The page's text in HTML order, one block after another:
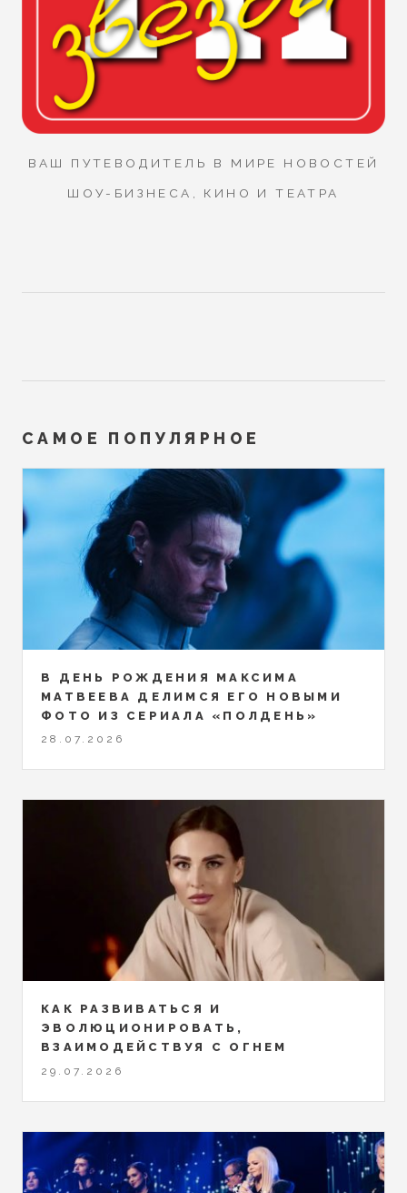
ВАШ ПУТЕВОДИТЕЛЬ В МИРЕ НОВОСТЕЙ
ШОУ-БИЗНЕСА, КИНО И ТЕАТРА
САМОЕ ПОПУЛЯРНОЕ
В ДЕНЬ РОЖДЕНИЯ МАКСИМА
МАТВЕЕВА ДЕЛИМСЯ ЕГО НОВЫМИ
ФОТО ИЗ СЕРИАЛА «ПОЛДЕНЬ»
28.07.2026
КАК РАЗВИВАТЬСЯ И
ЭВОЛЮЦИОНИРОВАТЬ,
ВЗАИМОДЕЙСТВУЯ С ОГНЕМ
29.07.2026